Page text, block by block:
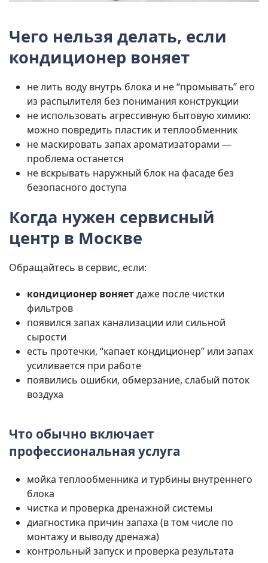
Чего нельзя делать, если
кондиционер воняет
не лить воду внутрь блока и не “промывать” его
из распылителя без понимания конструкции
не использовать агрессивную бытовую химию:
можно повредить пластик и теплообменник
не маскировать запах ароматизаторами —
проблема останется
не вскрывать наружный блок на фасаде без
безопасного доступа
Когда нужен сервисный
центр в Москве
Обращайтесь в сервис, если:
кондиционер воняетдаже после чистки
фильтров
появился запах канализации или сильной
сырости
есть протечки, “капает кондиционер” или запах
усиливается при работе
появились ошибки, обмерзание, слабый поток
воздуха
Что обычно включает
профессиональная услуга
мойка теплообменника и турбины внутреннего
блока
чистка и проверка дренажной системы
диагностика причин запаха (в том числе по
монтажу и выводу дренажа)
контрольный запуск и проверка результата